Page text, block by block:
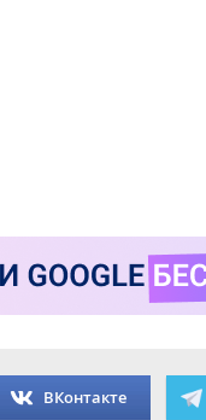
ВКонтакте